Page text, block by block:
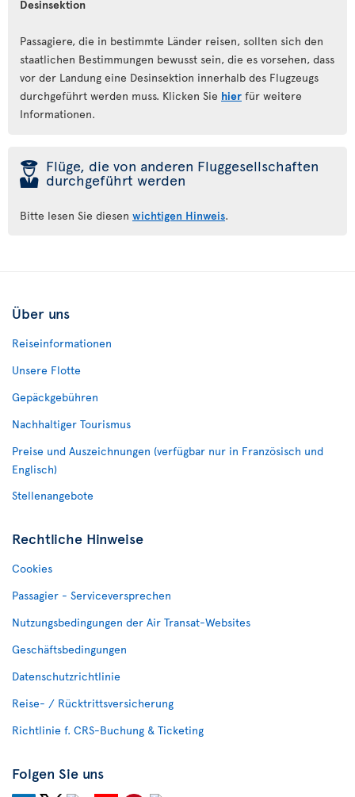
Desinsektion
Passagiere, die in bestimmte Länder reisen, sollten sich den
staatlichen Bestimmungen bewusst sein, die es vorsehen, dass
vor der Landung eine Desinsektion innerhalb des Flugzeugs
durchgeführt werden muss. Klicken Sie hier für weitere
Informationen.
þ Flüge, die von anderen Fluggesellschaften
durchgeführt werden
Bitte lesen Sie diesen wichtigen Hinweis.
Über uns
Reiseinformationen
Unsere Flotte
Gepäckgebühren
Nachhaltiger Tourismus
Preise und Auszeichnungen (verfügbar nur in Französisch und
Englisch)
Stellenangebote
Rechtliche Hinweise
Cookies
Passagier - Serviceversprechen
Nutzungsbedingungen der Air Transat-Websites
Geschäftsbedingungen
Datenschutzrichtlinie
Reise- / Rücktrittsversicherung
Richtlinie f. CRS-Buchung & Ticketing
Folgen Sie uns